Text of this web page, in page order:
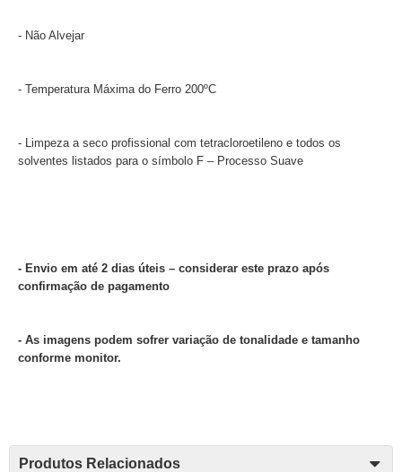
- Não Alvejar
- Temperatura Máxima do Ferro 200ºC
- Limpeza a seco profissional com tetracloroetileno e todos os
solventes listados para o símbolo F – Processo Suave
- Envio em até 2 dias úteis – considerar este prazo após
confirmação de pagamento
- As imagens podem sofrer variação de tonalidade e tamanho
conforme monitor.
Produtos Relacionados